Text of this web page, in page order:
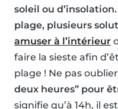
soleil ou d’insolation
plage, plusieurs
amuser à l’intérieur
faire la sieste afin
plage ! Ne pas oublier
deux heures” pour
signifie qu’à 14h, il